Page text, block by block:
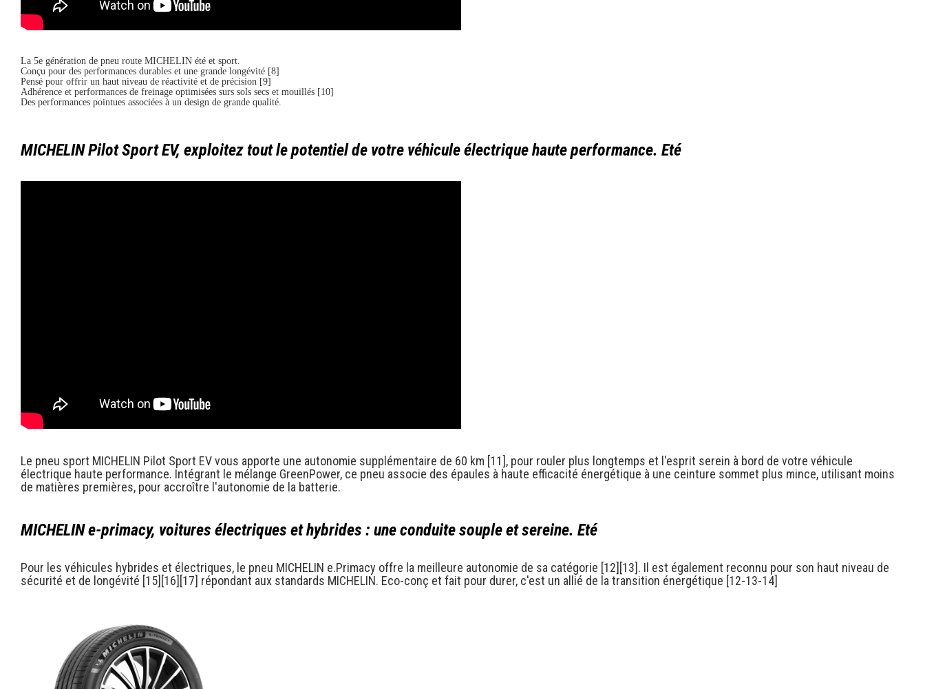
La 5e génération de pneu route MICHELIN été et sport.
Conçu pour des performances durables et une grande longévité [8]
Pensé pour offrir un haut niveau de réactivité et de précision [9]
Adhérence et performances de freinage optimisées surs sols secs et mouillés [10]
Des performances pointues associées à un design de grande qualité.
MICHELIN Pilot Sport EV, exploitez tout le potentiel de votre véhicule électrique haute performance. Eté
Le pneu sport MICHELIN Pilot Sport EV vous apporte une autonomie supplémentaire de 60 km [11], pour rouler plus longtemps et l'esprit serein à bord de votre véhicule
électrique haute performance. Intégrant le mélange GreenPower, ce pneu associe des épaules à haute efficacité énergétique à une ceinture sommet plus mince, utilisant moins
de matières premières, pour accroître l'autonomie de la batterie.
MICHELIN e-primacy, voitures électriques et hybrides : une conduite souple et sereine. Eté
Pour les véhicules hybrides et électriques, le pneu MICHELIN e.Primacy offre la meilleure autonomie de sa catégorie [12][13]. Il est également reconnu pour son haut niveau de
sécurité et de longévité [15][16][17] répondant aux standards MICHELIN. Eco-conç et fait pour durer, c'est un allié de la transition énergétique [12-13-14]